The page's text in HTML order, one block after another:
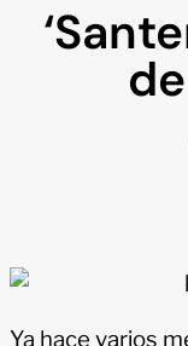
Ya hace varios